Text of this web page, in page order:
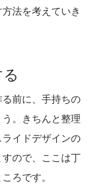
法を考えていき
前に、手持ちの
。きちんと整理
イドデザインの
ので、ここは丁
ろです。